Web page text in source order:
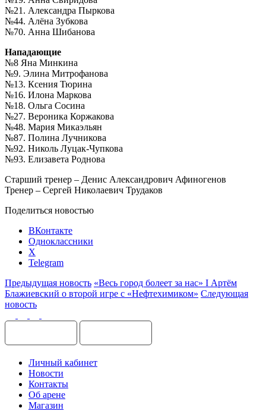
№21. Александра Пыркова
№44. Алёна Зубкова
№70. Анна Шибанова
Нападающие
№8 Яна Минкина
№9. Элина Митрофанова
№13. Ксения Тюрина
№16. Илона Маркова
№18. Ольга Сосина
№27. Вероника Коржакова
№48. Мария Микаэльян
№87. Полина Лучникова
№92. Николь Луцак-Чупкова
№93. Елизавета Роднова
Старший тренер – Денис Александрович Афиногенов
Тренер – Сергей Николаевич Трудаков
Поделиться новостью
ВКонтакте
Одноклассники
X
Telegram
Предыдущая новость «Весь город болеет за нас» I Артём
Блажиевский о второй игре с «Нефтехимиком» Следующая
новость
Личный кабинет
Новости
Контакты
Об арене
Магазин